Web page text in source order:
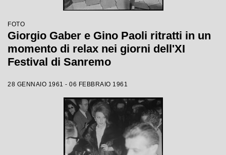
FOTO
Giorgio Gaber e Gino Paoli ritratti in un
momento di relax nei giorni dell'XI
Festival di Sanremo
28 GENNAIO 1961 - 06 FEBBRAIO 1961